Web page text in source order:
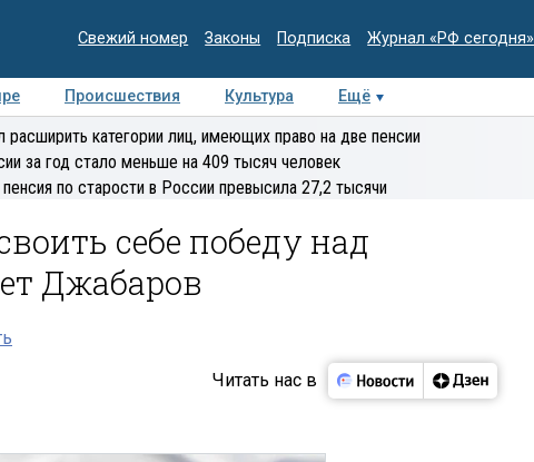
Свежий номер Законы Подписка Журнал «РФ сегодня»
Происшествия Культура Ещё
Медиацентр Интервью Колумнисты
Деловая
категории лиц, имеющих право на две пенсии
за год стало меньше на 409 тысяч человек
по старости в России превысила 27,2 тысячи
себе победу над
Джабаров
Читать нас в